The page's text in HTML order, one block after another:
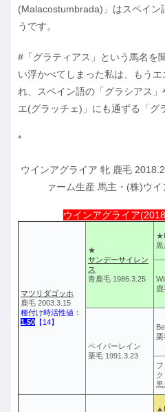
(Malacostumbrada)」はスペイン
うです。
#「グラティアス」という馬名を
い浮かべてしまった私は、もう
れ、スペイン語の「グラシアス
エ(グラッチェ)」にも通ずる「グ
*
ウインアグライア 牝 鹿毛
ァーム生産 馬主・(株)ウ
ウインアグライア
マツリダゴッホ
鹿毛 2003.3.15
種付け時活性値：
1.50 【14】
★
サンデーサイレン
ス
青鹿毛 1986.3.25
黒
ペイパーレイン
栗毛 1991.3.23
栗
ク
黒